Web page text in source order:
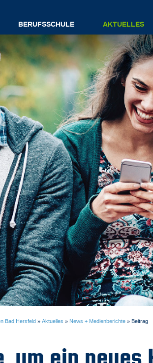
BERUFSSCHULE AKTUELLES
Bad Hersfeld» Aktuelles » News + Medienberichte » Beitrag